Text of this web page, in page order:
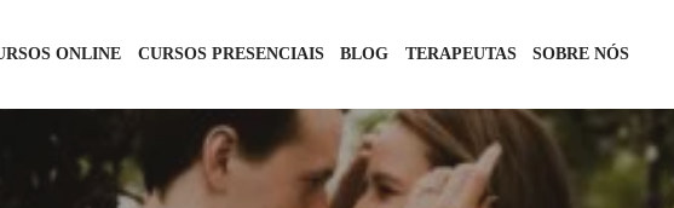
ONLINE CURSOS PRESENCIAIS BLOG TERAPEUTAS SOBRE NÓS